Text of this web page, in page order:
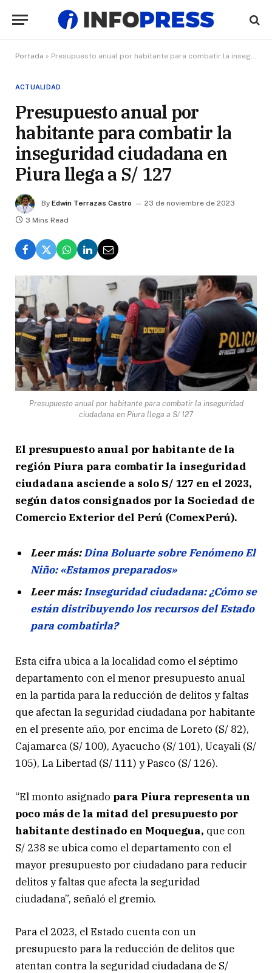
Portada » Presupuesto anual por habitante para combatir la inseguridad ciudadana en Piura llega a S/ 127
ACTUALIDAD
Presupuesto anual por
habitante para combatir la
inseguridad ciudadana en
Piura llega a S/ 127
By Edwin Terrazas Castro
23 de noviembre de 2023
3 Mins Read
Presupuesto anual por habitante para combatir la inseguridad
ciudadana en Piura llega a S/ 127
El presupuesto anual por habitante de la
región Piura para combatir la inseguridad
ciudadana asciende a solo S/ 127 en el 2023,
según datos consignados por la Sociedad de
Comercio Exterior del Perú (ComexPerú).
Leer más:Dina Boluarte sobre Fenómeno El
Niño: «Estamos preparados»
Leer más:Inseguridad ciudadana: ¿Cómo se
están distribuyendo los recursos del Estado
para combatirla?
Esta cifra ubica a la localidad como el séptimo
departamento con el menor presupuesto anual
en la partida para la reducción de delitos y faltas
que afectan la seguridad ciudadana por habitante
en el presente año, por encima de Loreto (S/ 82),
Cajamarca (S/ 100), Ayacucho (S/ 101), Ucayali (S/
105), La Libertad (S/ 111) y Pasco (S/ 126).
“El monto asignado para Piura representa un
poco más de la mitad del presupuesto por
habitante destinado en Moquegua, que con
S/ 238 se ubica como el departamento con el
mayor presupuesto por ciudadano para reducir
delitos y faltas que afecta la seguridad
ciudadana”, señaló el gremio.
Para el 2023, el Estado cuenta con un
presupuesto para la reducción de delitos que
atentan contra la seguridad ciudadana de S/